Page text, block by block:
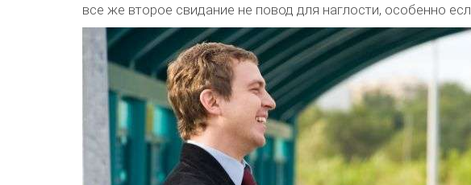
все же второе свидание не повод для наглости, особенно